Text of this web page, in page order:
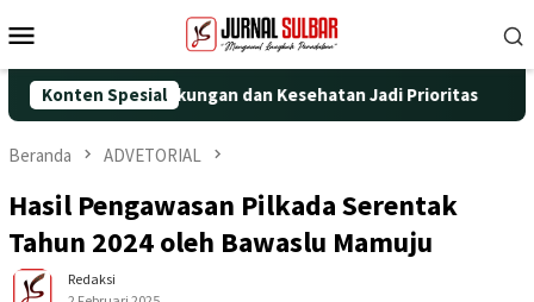
ke
Mobile
Konten Spesial
dan Kesehatan Jadi Prioritas Jadi Wadah
Beranda ADVETORIAL
Hasil Pengawasan Pilkada Serentak
Tahun 2024 oleh Bawaslu Mamuju
Redaksi